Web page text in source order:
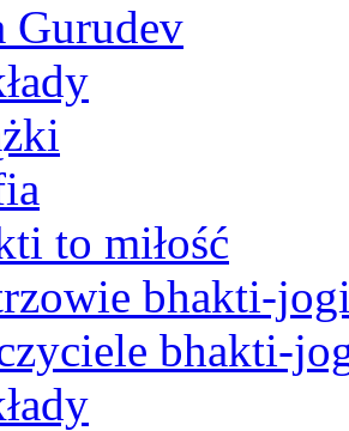
Gurudev
to miłość
bhakti-
bhakti-